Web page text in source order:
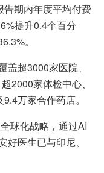
告期内年度平均付费
提升0.4个百分
。
超3000家医院、
2000家体检中心、
万家合作药店。
球化战略，通过AI
医生已与印尼、